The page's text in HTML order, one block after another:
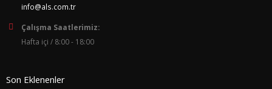
info@als.com.tr
Çalışma Saatlerimiz:
Hafta içi / 8:00 - 18:00
Son Eklenenler